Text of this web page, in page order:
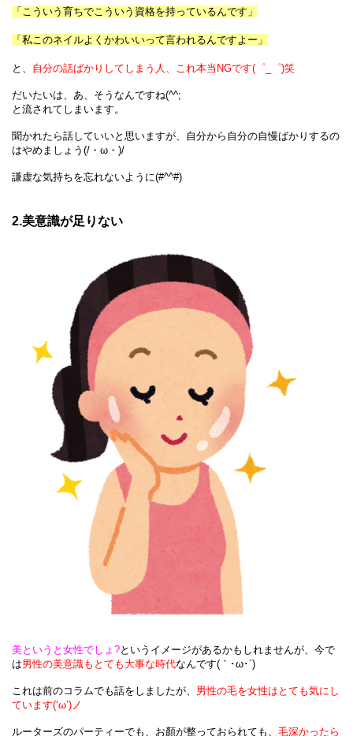
「こういう育ちでこういう資格を持っているんです」
「私このネイルよくかわいいって言われるんですよー」
と、 自分の話ばかりしてしまう人、これ本当NGです(゜_゜)笑
だいたいは、あ、そうなんですね(^^;
と流されてしまいます。
聞かれたら話していいと思いますが、自分から自分の自慢ばかりするの
はやめましょう(/・ω・)/
謙虚な気持ちを忘れないように(#^^#)
2.美意識が足りない
美というと女性でしょ?というイメージがあるかもしれませんが、今で
は男性の美意識も とても大事な時代なんです(｀･ω･´)
これは前のコラムでも話をしましたが、 男性の毛を女性はとても気にし
ています(‘ω’)ノ
ルーターズのパーティーでも、お顏が整っておられても、 毛深かったら